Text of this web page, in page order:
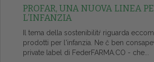
PROFAR, UNA NUOVA LINEA
L’INFANZIA
Il tema della sostenibilitŕ riguarda
prodotti per l'infanzia. Ne č ben
private label di FederFARMA.CO - che...